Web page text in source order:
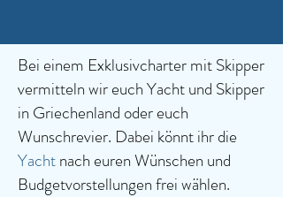
Bei einem Exklusivcharter mit Skipper
vermitteln wir euch Yacht und Skipper
in Griechenland oder euch
Wunschrevier. Dabei könnt ihr die
Yachtnach euren Wünschen und
Budgetvorstellungen frei wählen.